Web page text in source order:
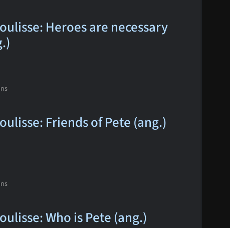
Heroes are necessary
Friends of Pete (ang.)
Who is Pete (ang.)